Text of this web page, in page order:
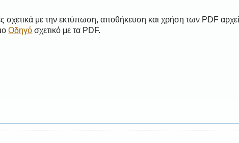
σχετικά με την εκτύπωση, αποθήκευση και χρήση των PDF
Οδηγό σχετικό με τα PDF.